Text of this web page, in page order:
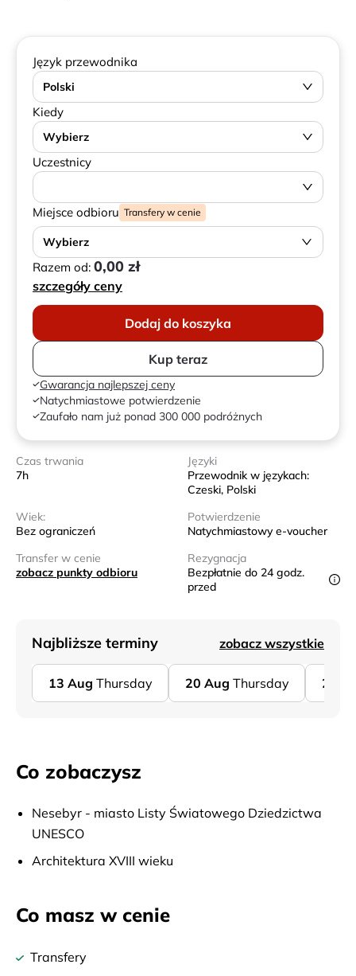
Język przewodnika
Polski
Kiedy
Wybierz
Uczestnicy
Miejsce odbioru Transfery w cenie
Wybierz
Razem od: 0,00 zł
szczegóły ceny
Dodaj do koszyka
Kup teraz
Gwarancja najlepszej ceny
Natychmiastowe potwierdzenie
Zaufało nam już ponad 300 000 podróżnych
Czas trwania
7h
Języki
Przewodnik w językach:
Czeski, Polski
Wiek:
Bez ograniczeń
Potwierdzenie
Natychmiastowy e-voucher
Transfer w cenie
zobacz punkty odbioru
Rezygnacja
Bezpłatnie do 24 godz.
przed
Najbliższe terminy zobacz wszystkie
13 Aug Thursday 20 Aug Thursday 27
Co zobaczysz
Nesebyr - miasto Listy Światowego Dziedzictwa
UNESCO
Architektura XVIII wieku
Co masz w cenie
Transfery